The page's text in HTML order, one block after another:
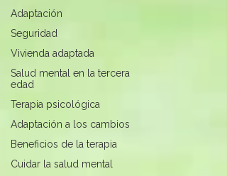
Adaptación
Seguridad
Vivienda adaptada
Salud mental en la tercera
edad
Terapia psicológica
Adaptación a los cambios
Beneficios de la terapia
Cuidar la salud mental